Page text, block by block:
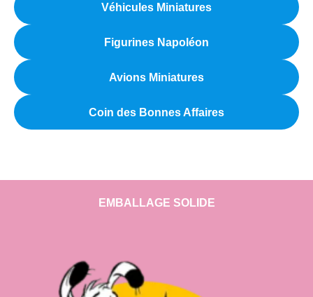
Véhicules Miniatures
Figurines Napoléon
Avions Miniatures
Coin des Bonnes Affaires
EMBALLAGE SOLIDE